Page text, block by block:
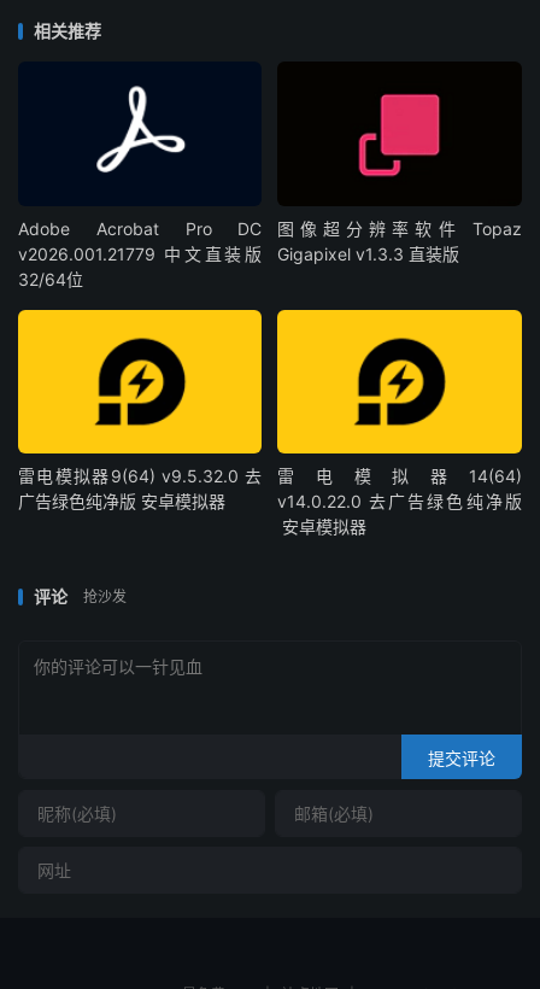
相关推荐
Adobe Acrobat Pro DC
v2026.001.21779 中文直装版
32/64位
图像超分辨率软件 Topaz
Gigapixel v1.3.3 直装版
雷电模拟器9(64) v9.5.32.0 去
广告绿色纯净版 安卓模拟器
雷电模拟器14(64)
v14.0.22.0 去广告绿色纯净版
安卓模拟器
评论 抢沙发
提交评论